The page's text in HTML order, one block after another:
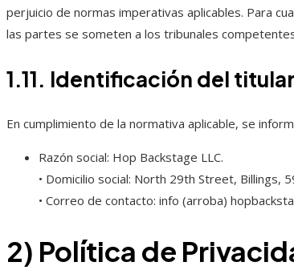
perjuicio de normas imperativas aplicables. Para
las partes se someten a los tribunales
1.11. Identificación del
En cumplimiento de la normativa aplicable, se
Razón social: Hop Backstage LLC.
• Domicilio social: North 29th Street, Billings,
• Correo de contacto: info (arroba)
2) Política de